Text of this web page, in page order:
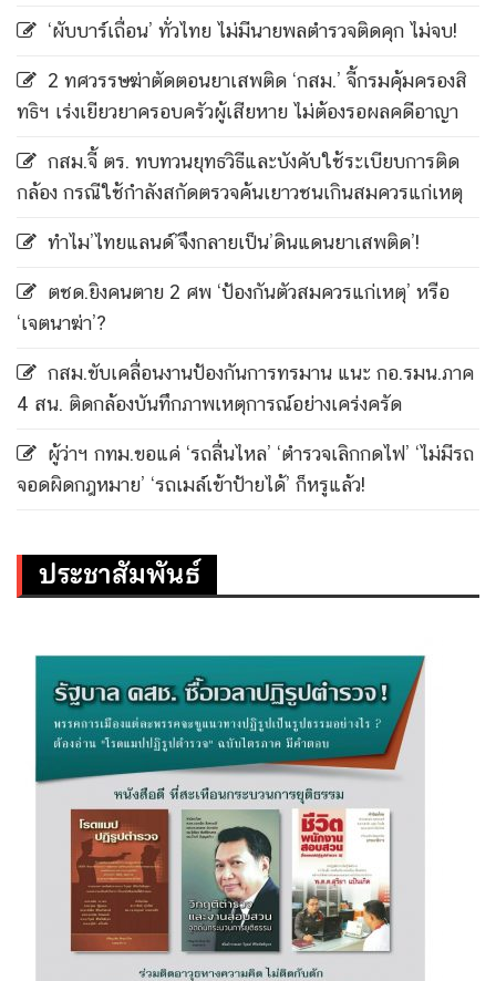
‘ผับบาร์เถื่อน’ ทั่วไทย ไม่มีนายพลตำรวจติดคุก ไม่จบ!
2 ทศวรรษฆ่าตัดตอนยาเสพติด ‘กสม.’ จี้กรมคุ้มครองสิ
ทธิฯ เร่งเยียวยาครอบครัวผู้เสียหาย ไม่ต้องรอผลคดีอาญา
กสม.จี้ ตร. ทบทวนยุทธวิธีและบังคับใช้ระเบียบการติด
กล้อง กรณีใช้กำลังสกัดตรวจค้นเยาวชนเกินสมควรแก่เหตุ
ทำไม’ไทยแลนด์’จึงกลายเป็น’ดินแดนยาเสพติด’!
ตชด.ยิงคนตาย 2 ศพ ‘ป้องกันตัวสมควรแก่เหตุ’ หรือ
‘เจตนาฆ่า’?
กสม.ขับเคลื่อนงานป้องกันการทรมาน แนะ กอ.รมน.ภาค
4 สน. ติดกล้องบันทึกภาพเหตุการณ์อย่างเคร่งครัด
ผู้ว่าฯ กทม.ขอแค่ ‘รถลื่นไหล’ ‘ตำรวจเลิกกดไฟ’ ‘ไม่มีรถ
จอดผิดกฎหมาย’ ‘รถเมล์เข้าป้ายได้’ ก็หรูแล้ว!
ประชาสัมพันธ์